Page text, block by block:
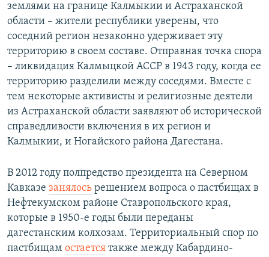
землями на границе Калмыкии и Астраханской
области – жители республики уверены, что
соседний регион незаконно удерживает эту
территорию в своем составе. Отправная точка спора
– ликвидация Калмыцкой АССР в 1943 году, когда ее
территорию разделили между соседями. Вместе с
тем некоторые активисты и религиозные деятели
из Астраханской области заявляют об исторической
справедливости включения в их регион и
Калмыкии, и Ногайского района Дагестана.
В 2012 году полпредство президента на Северном
Кавказе занялось решением вопроса о пастбищах в
Нефтекумском районе Ставропольского края,
которые в 1950-е годы были переданы
дагестанским колхозам. Территориальный спор по
пастбищам остается также между Кабардино-